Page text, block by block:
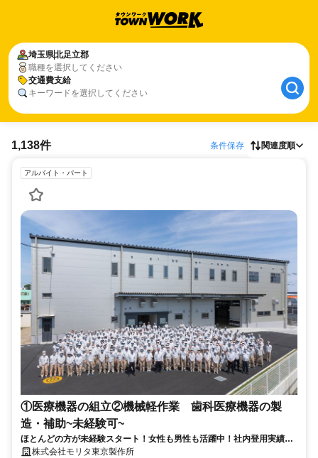
埼玉県北足立郡
職種を選択してください
交通費支給
キーワードを選択してください
1,138件 条件保存 関連度順
アルバイト・パート
①医療機器の組立②機械軽作業 歯科医療機器の製
造・補助~未経験可~
ほとんどの方が未経験スタート！女性も男性も活躍中！社内登用実績あ
り(契約・正社員登用)
株式会社モリタ東京製作所